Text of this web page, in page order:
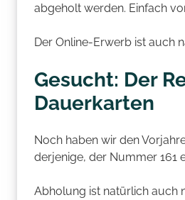
abgeholt werden. Einfach
Der Online-Erwerb ist auch
Gesucht: Der
Dauerkarten
Noch haben wir den
derjenige, der Nummer 161
Abholung ist natürlich auch